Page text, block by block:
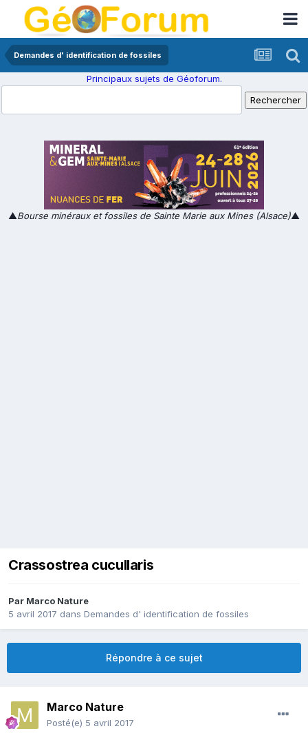
Demandes d' identification de fossiles
Principaux sujets de Géoforum.
▲Bourse minéraux et fossiles de Sainte Marie aux Mines (Alsace)▲
Crassostrea cucullaris
Par Marco Nature
5 avril 2017 dans Demandes d' identification de fossiles
Répondre à ce sujet
Marco Nature
Posté(e) 5 avril 2017